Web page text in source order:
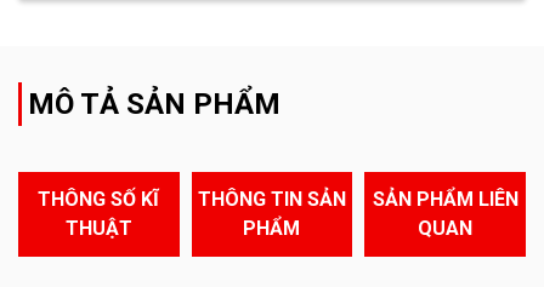
MÔ TẢ SẢN PHẨM
THÔNG SỐ KĨ
THUẬT
THÔNG TIN SẢN
PHẨM
SẢN PHẨM LIÊN
QUAN